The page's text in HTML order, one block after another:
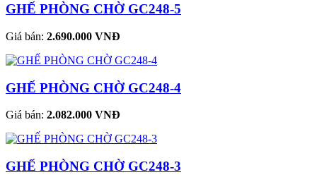
GHẾ PHÒNG CHỜ GC248-5
Giá bán: 2.690.000 VNĐ
GHẾ PHÒNG CHỜ GC248-4
Giá bán: 2.082.000 VNĐ
GHẾ PHÒNG CHỜ GC248-3